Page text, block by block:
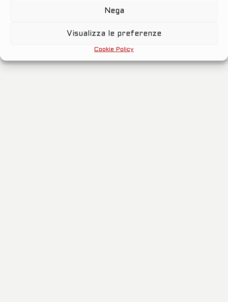
Nega
Visualizza le preferenze
Cookie Policy